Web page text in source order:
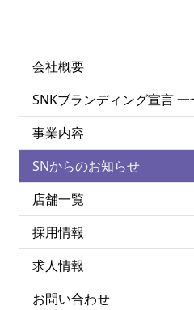
会社概要
SNKブランディング宣言
事業内容
SNからのお知らせ
店舗一覧
採用情報
求人情報
お問い合わせ